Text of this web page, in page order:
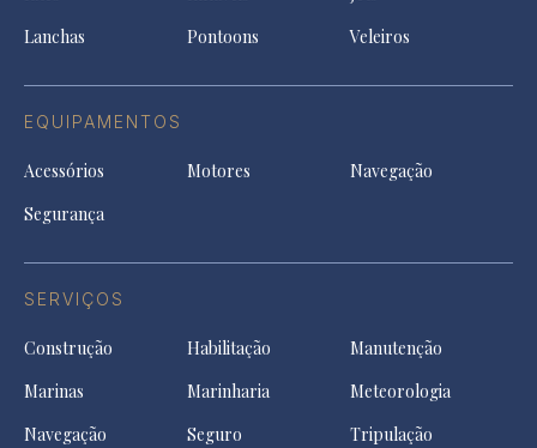
Lanchas
Pontoons Veleiros
EQUIPAMENTOS
Acessórios Motores
Navegação
Segurança
SERVIÇOS
Construção Habilitação
Manutenção
Marinas
Marinharia
Meteorologia
Navegação
Seguro Tripulação